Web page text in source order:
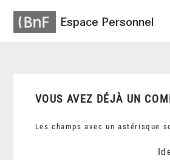
Espace Personnel
VOUS AVEZ DÉJÀ UN
Les champs avec un astérisque